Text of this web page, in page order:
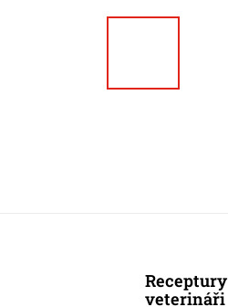
veterináři